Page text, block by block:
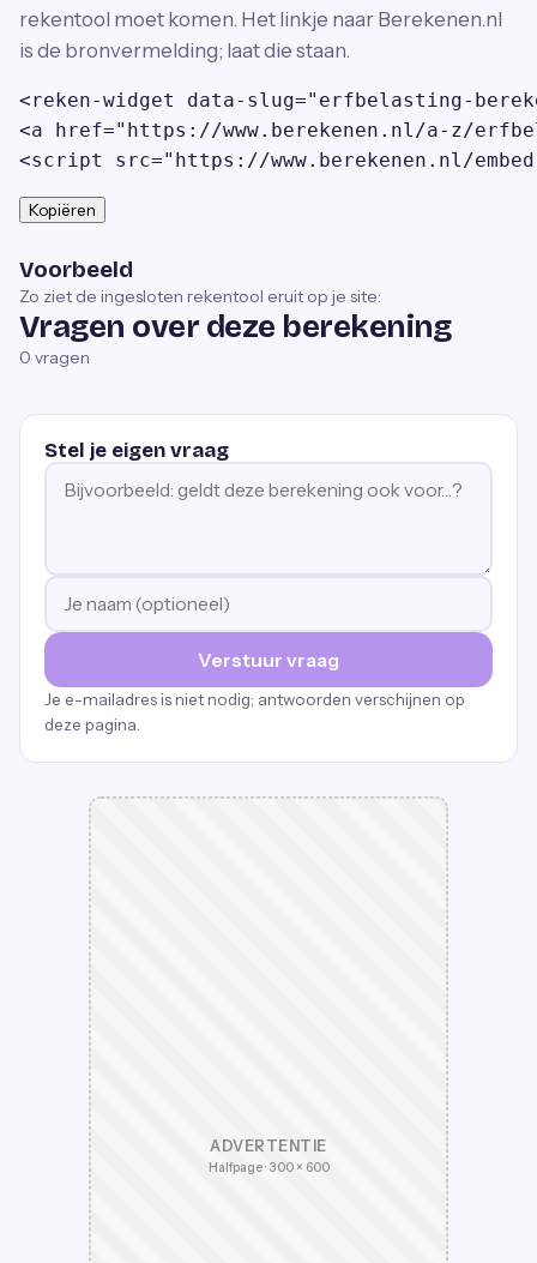
rekentool moet komen. Het linkje naar Berekenen.nl
is de bronvermelding; laat die staan.
<reken-widget data-slug="erfbelasting-
<a href="https://www.berekenen.nl/a-z/
<script src="https://www.berekenen.nl/
Kopiëren
Voorbeeld
Zo ziet de ingesloten rekentool eruit op je site:
Vragen over deze berekening
0 vragen
Stel je eigen vraag
Verstuur vraag
Je e-mailadres is niet nodig; antwoorden verschijnen op
deze pagina.
ADVERTENTIE
Halfpage · 300 × 600